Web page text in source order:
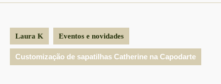
Laura K Eventos e novidades
Customização de sapatilhas Catherine na Capodarte